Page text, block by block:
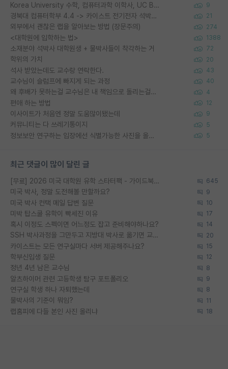
Korea University 수학, 컴퓨터과학 이학사, UC Berkeley 산업공학 대학원 공학박사가 되는 것은 쉽지 않겠죠? 9
경북대 컴퓨터학부 4.4 -> 카이스트 전기전자 석박사통합과정 합격 21
외부에서 괜찮은 랩을 알아보는 방법 (장문주의) 274
<대학원에 입학하는 법> 1388
소재분야 석박사 대학원생 + 물박사들이 착각하는 거 72
학위의 가치 20
석사 받았는데도 교수랑 연락한다. 43
교수님이 슬럼프에 빠지게 되는 과정 40
왜 후배가 못하는걸 교수님은 내 책임으로 돌리는걸까요? 4
편애 하는 방법 12
이사이트가 처음엔 정말 도움많이됐는데 9
커뮤니티는 다 쓰레기통이지 5
정보보안 연구하는 입장에선 식별가능한 사진을 올리는건 비추이긴함 5
최근 댓글이 많이 달린 글
[무료] 2026 미국 대학원 유학 스타터팩 - 가이드북 & 합격자 컨택메일 템플릿 645
미국 박사, 정말 도전해볼 만할까요? 9
미국 박사 컨택 메일 답변 질문 10
미박 탑스쿨 유학이 빡세진 이유 17
혹시 이정도 스펙이면 어느정도 잡고 준비해야하나요? 14
SSH 박사과정을 그만두고 지방대 박사로 옮기면 교수의 꿈은 끝일까요? 20
카이스트는 모든 연구실마다 서버 제공해주나요? 15
학부신입생 질문 12
정년 4년 남은 교수님 8
알츠하이머 관련 고등학생 탐구 포트폴리오 9
연구실 학생 하나 자퇴했는데 8
물박사의 기준이 뭐임? 11
랩홈피에 다들 본인 사진 올리냐 18